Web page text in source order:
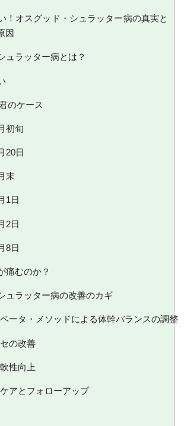
！オスグッド・シュラッター病の真実と
因
ュラッター病とは？
のケース
初旬
20日
末
1日
2日
8日
痛むのか？
ュラッター病の改善のカギ
ータ・メソッドによる体幹バランスの調整
の改善
性向上
アとフォローアップ